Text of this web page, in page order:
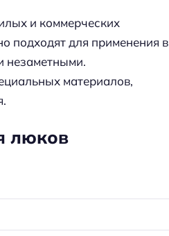
и коммерческих
подходят для применения в
незаметными.
материалов,
люков